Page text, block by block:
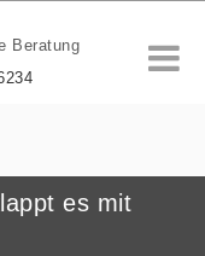
Beratung
es mit